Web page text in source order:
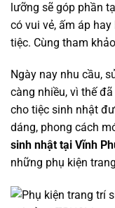
lưỡng sẽ góp phần
có vui vẻ, ấm áp
tiệc. Cùng tham
Ngày nay nhu cầu,
càng nhiều, vì thế
cho tiệc sinh nhật
dáng, phong cách
sinh nhật tại Vĩnh
những phụ kiện